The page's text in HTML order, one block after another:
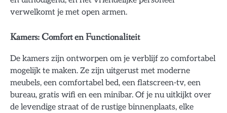
verwelkomt je met open armen.
Kamers: Comfort en Functionaliteit
De kamers zijn ontworpen om je verblijf zo comfortabel
mogelijk te maken. Ze zijn uitgerust met moderne
meubels, een comfortabel bed, een flatscreen-tv, een
bureau, gratis wifi en een minibar. Of je nu uitkijkt over
de levendige straat of de rustige binnenplaats, elke